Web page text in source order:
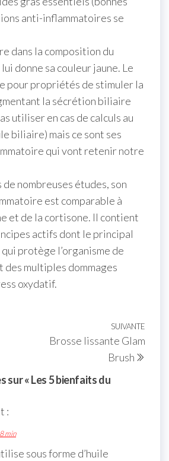
anti-inflammatoires se
dans la composition du
donne sa couleur jaune. Le
pour propriétés de stimuler la
la sécrétion biliaire
utiliser en cas de calculs au
biliaire) mais ce sont ses
qui vont retenir notre
de nombreuses études, son
est comparable à
et de la cortisone. Il contient
actifs dont le principal
protège l’organisme de
des multiples dommages
oxydatif.
SUIVANTE
Brosse lissante Glam
Brush
sur « Les 5 bienfaits du
:
min
sous forme d’huile